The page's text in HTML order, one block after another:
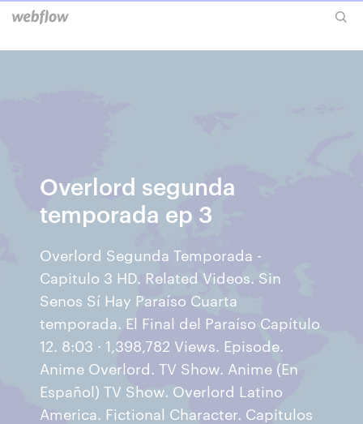
Overlord segunda
temporada ep 3
Overlord Segunda Temporada -
Capitulo 3 HD. Related Videos. Sin
Senos Sí Hay Paraíso Cuarta
temporada. El Final del Paraíso Capítulo
12. 8:03 · 1,398,782 Views. Episode.
Anime Overlord. TV Show. Anime (En
Español) TV Show. Overlord Latino
America. Fictional Character. Capitulos